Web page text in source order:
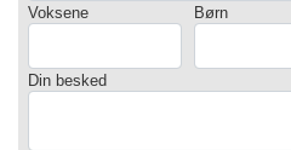
Voksene Børn
Din besked